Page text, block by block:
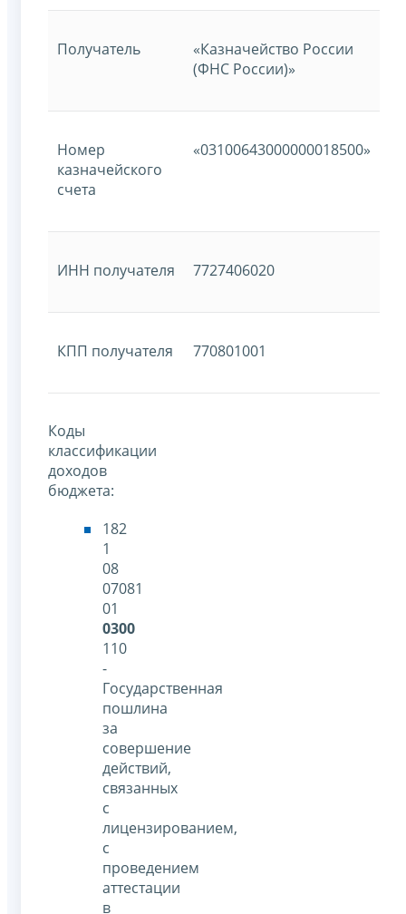
Получатель
«Казначейство России
(ФНС России)»
Номер
казначейского
счета
«03100643000000018500»
ИНН получателя 7727406020
КПП получателя 770801001
Коды
классификации
доходов
бюджета:
182
1
08
07081
01
0300
110
-
Государственная
пошлина
за
совершение
действий,
связанных
с
лицензированием,
с
проведением
аттестации
в